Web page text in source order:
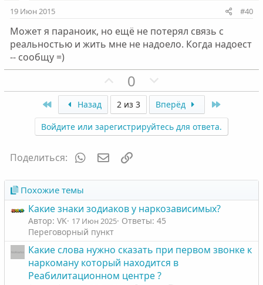
н
ы
й
о
л
о
с
н
ы
й
о
л
о
с
19 Июн 2015 #40
Может я параноик, но ещё не потерял связь с
реальностью и жить мне не надоело. Когда надоест
-- сообщу =)
П
о
з
и
т
и
в
н
й
г
л
о
с
0
е
г
а
т
н
й
г
л
о
First Назад 2 из 3 Вперёд Last
Войдите или зарегистрируйтесь для ответа.
Поделиться: WhatsAppЭлектронная почта
Похожие темы
Какие знаки зодиаков у наркозависимых?
Автор: VK 17 Июн 2025 Ответы: 45
Переговорный пункт
Какие слова нужно сказать при первом звонке к
наркоману который находится в
Реабилитационном центре ?